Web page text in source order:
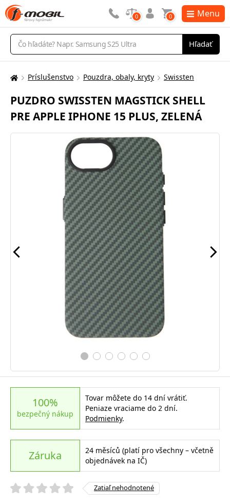
Vyhľadávanie
Hľadať
0 0 Menu
Tu
nachádzate:
Príslušenstvo Pouzdra, obaly, kryty Swissten
PUZDRO SWISSTEN MAGSTICK SHELL
PRE APPLE IPHONE 15 PLUS, ZELENÁ
100%
bezpečný nákup
Tovar môžete do 14 dní vrátiť.
Peniaze vraciame do 2 dní.
Podmienky.
Záruka
24 měsíců (platí pro všechny – včetně
objednávek na IČ)
Zatiaľ nehodnotené